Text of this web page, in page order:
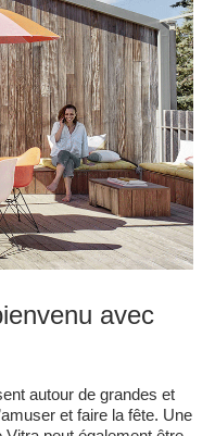
avec
autour de grandes et
et faire la fête. Une